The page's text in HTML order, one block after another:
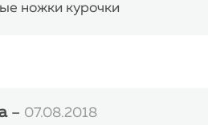
ножки курочки
– 07.08.2018